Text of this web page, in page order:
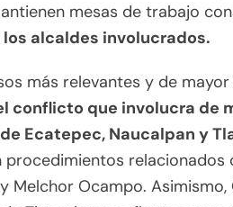
mesas de trabajo
alcaldes involucrados.
más relevantes y de
conflicto que involucra de
Ecatepec, Naucalpan y
relacionados
Melchor Ocampo.